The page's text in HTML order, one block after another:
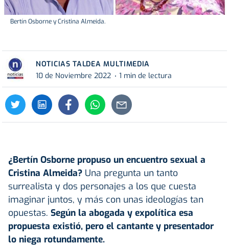
Bertín Osborne y Cristina Almeida.
NOTICIAS TALDEA MULTIMEDIA
10 de Noviembre 2022
1 min de lectura
¿Bertín Osborne propuso un encuentro sexual a
Cristina Almeida? Una pregunta un tanto
surrealista y dos personajes a los que cuesta
imaginar juntos, y más con unas ideologías tan
opuestas. Según la abogada y expolítica esa
propuesta existió, pero el cantante y presentador
lo niega rotundamente.